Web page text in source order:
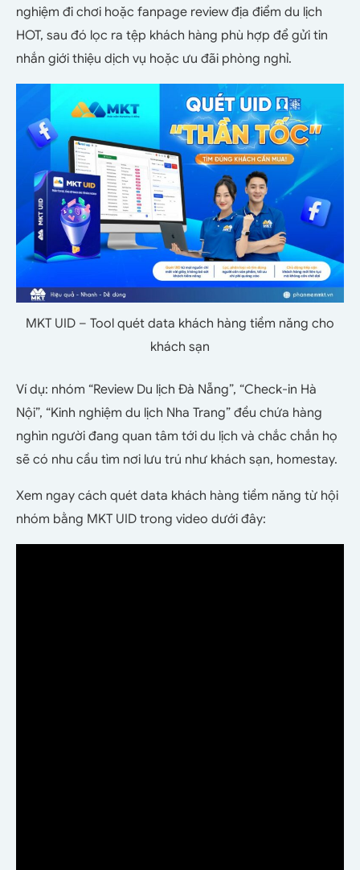
nghiệm đi chơi hoặc fanpage review địa điểm du lịch
HOT, sau đó lọc ra tệp khách hàng phù hợp để gửi tin
nhắn giới thiệu dịch vụ hoặc ưu đãi phòng nghỉ.
MKT UID – Tool quét data khách hàng tiềm năng cho
khách sạn
Ví dụ: nhóm “Review Du lịch Đà Nẵng”, “Check-in Hà
Nội”, “Kinh nghiệm du lịch Nha Trang” đều chứa hàng
nghìn người đang quan tâm tới du lịch và chắc chắn họ
sẽ có nhu cầu tìm nơi lưu trú như khách sạn, homestay.
Xem ngay cách quét data khách hàng tiềm năng từ hội
nhóm bằng MKT UID trong video dưới đây: